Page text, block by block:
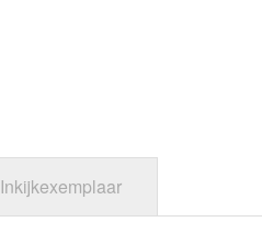
Inkijkexemplaar